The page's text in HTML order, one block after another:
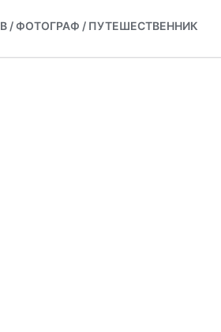
/ ФОТОГРАФ / ПУТЕШЕСТВЕННИК